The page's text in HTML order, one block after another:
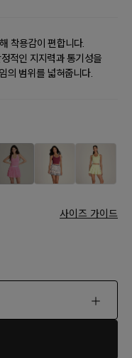
착용감이 편합니다.
적인 지지력과 통기성을
의 범위를 넓혀줍니다.
사이즈 가이드